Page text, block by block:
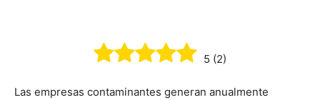
5 (2)
Las empresas contaminantes generan anualmente